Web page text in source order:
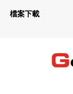
檔案下載